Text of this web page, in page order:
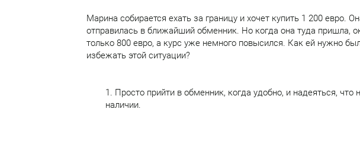
Марина собирается ехать за границу и хочет купить 1 200 евро.
отправилась в ближайший обменник. Но когда она туда пришла,
только 800 евро, а курс уже немного повысился. Как ей нужно
избежать этой ситуации?
1. Просто прийти в обменник, когда удобно, и надеяться,
наличии.